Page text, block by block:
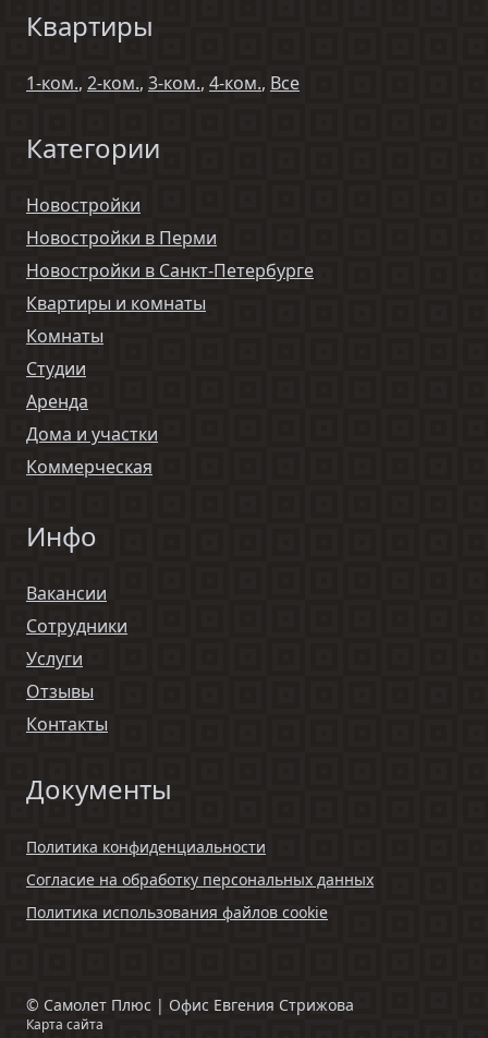
Квартиры
1-ком., 2-ком., 3-ком., 4-ком., Все
Категории
Новостройки
Новостройки в Перми
Новостройки в Санкт-Петербурге
Квартиры и комнаты
Комнаты
Студии
Аренда
Дома и участки
Коммерческая
Инфо
Вакансии
Сотрудники
Услуги
Отзывы
Контакты
Документы
Политика конфиденциальности
Согласие на обработку персональных данных
Политика использования файлов cookie
© Самолет Плюс | Офис Евгения Стрижова
Карта сайта